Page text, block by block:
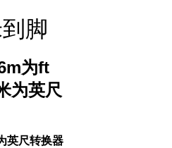
脚
为ft
为英尺
英尺转换器